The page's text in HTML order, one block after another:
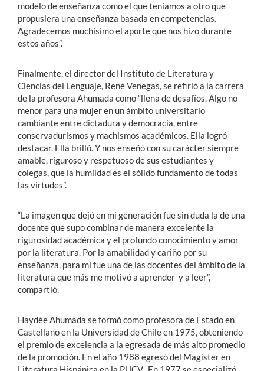
modelo de enseñanza como el que teníamos a otro que
propusiera una enseñanza basada en competencias.
Agradecemos muchísimo el aporte que nos hizo durante
estos años”.
Finalmente, el director del Instituto de Literatura y
Ciencias del Lenguaje, René Venegas, se refirió a la carrera
de la profesora Ahumada como “llena de desafíos. Algo no
menor para una mujer en un ámbito universitario
cambiante entre dictadura y democracia, entre
conservadurismos y machismos académicos. Ella logró
destacar. Ella brilló. Y nos enseñó con su carácter siempre
amable, riguroso y respetuoso de sus estudiantes y
colegas, que la humildad es el sólido fundamento de todas
las virtudes”.
“La imagen que dejó en mi generación fue sin duda la de una
docente que supo combinar de manera excelente la
rigurosidad académica y el profundo conocimiento y amor
por la literatura. Por la amabilidad y cariño por su
enseñanza, para mí fue una de las docentes del ámbito de la
literatura que más me motivó a aprender y a leer”,
compartió.
Haydée Ahumada se formó como profesora de Estado en
Castellano en la Universidad de Chile en 1975, obteniendo
el premio de excelencia a la egresada de más alto promedio
de la promoción. En el año 1988 egresó del Magíster en